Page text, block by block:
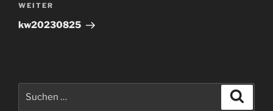
Nächster
Beitrag
WEITER
kw20230825